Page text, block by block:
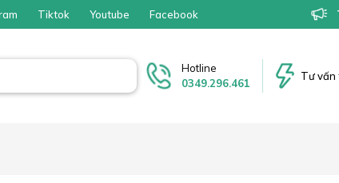
Tiktok Youtube Facebook
Hotline
0349.296.461
Tư vấn